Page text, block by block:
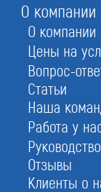
О компании
О компании
Цены на
Вопрос-
Статьи
Наша
Работа у
Руководство
Отзывы
Клиенты о
Внимание!
условие
которые
норма ГрК